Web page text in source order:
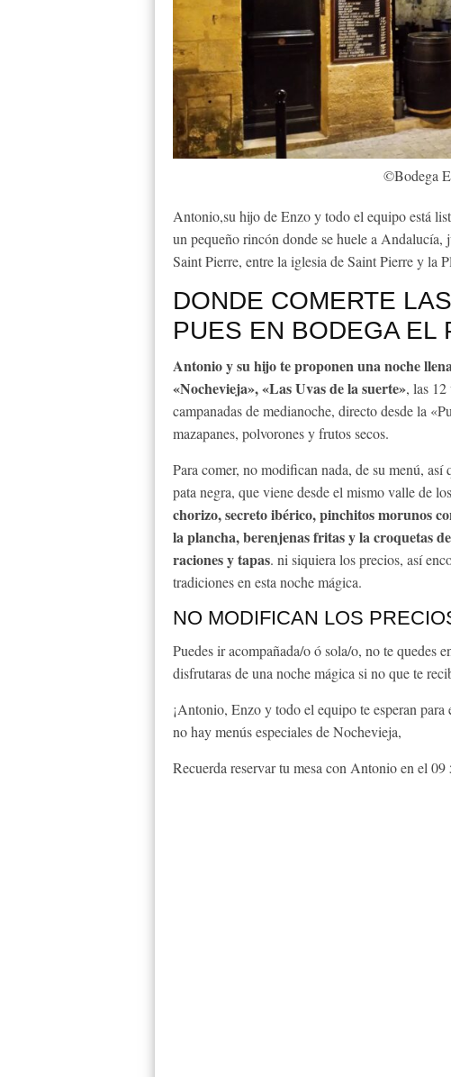
©Bodega
Antonio,su hijo de Enzo y todo el equipo está
un pequeño rincón donde se huele a
Saint Pierre, entre la iglesia de Saint Pierre y la
DONDE COMERTE
PUES EN BODEGA EL
Antonio y su hijo te proponen una noche
«Nochevieja», «Las Uvas de la suerte», las
campanadas de medianoche, directo desde la
mazapanes, polvorones y frutos secos.
Para comer, no modifican nada, de su menú,
pata negra, que viene desde el mismo valle de
chorizo, secreto ibérico, pinchitos morunos
la plancha, berenjenas fritas y la croquetas
raciones y tapas. ni siquiera los precios, así
tradiciones en esta noche mágica.
NO MODIFICAN LOS
Puedes ir acompañada/o ó sola/o, no te quedes
disfrutaras de una noche mágica si no que te
¡Antonio, Enzo y todo el equipo te esperan
no hay menús especiales de Nochevieja,
Recuerda reservar tu mesa con Antonio en el 09